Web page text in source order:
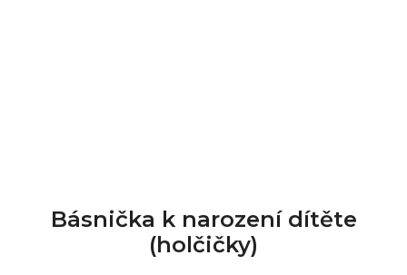
Básnička k narození dítěte
(holčičky)